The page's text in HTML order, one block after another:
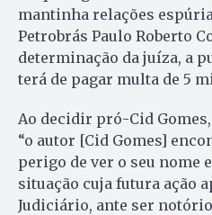
mantinha relações
Petrobrás Paulo Roberto
determinação da juíza, a
terá de pagar multa de 5
Ao decidir pró-Cid
“o autor [Cid Gomes]
perigo de ver o seu nome
situação cuja futura ação
Judiciário, ante ser